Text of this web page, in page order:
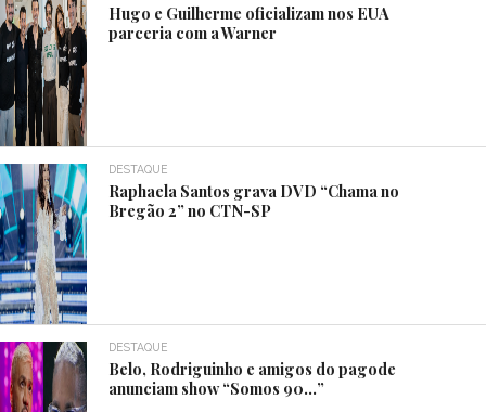
Hugo e Guilherme oficializam nos EUA
parceria com a Warner
DESTAQUE
Raphaela Santos grava DVD “Chama no
Bregão 2” no CTN-SP
DESTAQUE
Belo, Rodriguinho e amigos do pagode
anunciam show “Somos 90…”